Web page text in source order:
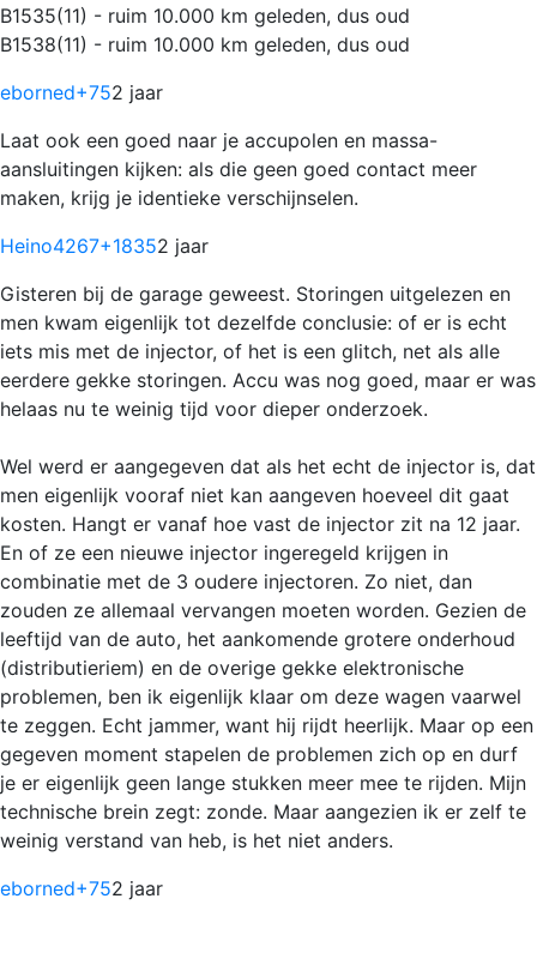
B1535(11) - ruim 10.000 km geleden, dus oud
B1538(11) - ruim 10.000 km geleden, dus oud
eborned+752 jaar
Laat ook een goed naar je accupolen en massa-
aansluitingen kijken: als die geen goed contact meer
maken, krijg je identieke verschijnselen.
Heino4267+18352 jaar
Gisteren bij de garage geweest. Storingen uitgelezen en
men kwam eigenlijk tot dezelfde conclusie: of er is echt
iets mis met de injector, of het is een glitch, net als alle
eerdere gekke storingen. Accu was nog goed, maar er was
helaas nu te weinig tijd voor dieper onderzoek.
Wel werd er aangegeven dat als het echt de injector is, dat
men eigenlijk vooraf niet kan aangeven hoeveel dit gaat
kosten. Hangt er vanaf hoe vast de injector zit na 12 jaar.
En of ze een nieuwe injector ingeregeld krijgen in
combinatie met de 3 oudere injectoren. Zo niet, dan
zouden ze allemaal vervangen moeten worden. Gezien de
leeftijd van de auto, het aankomende grotere onderhoud
(distributieriem) en de overige gekke elektronische
problemen, ben ik eigenlijk klaar om deze wagen vaarwel
te zeggen. Echt jammer, want hij rijdt heerlijk. Maar op een
gegeven moment stapelen de problemen zich op en durf
je er eigenlijk geen lange stukken meer mee te rijden. Mijn
technische brein zegt: zonde. Maar aangezien ik er zelf te
weinig verstand van heb, is het niet anders.
eborned+752 jaar